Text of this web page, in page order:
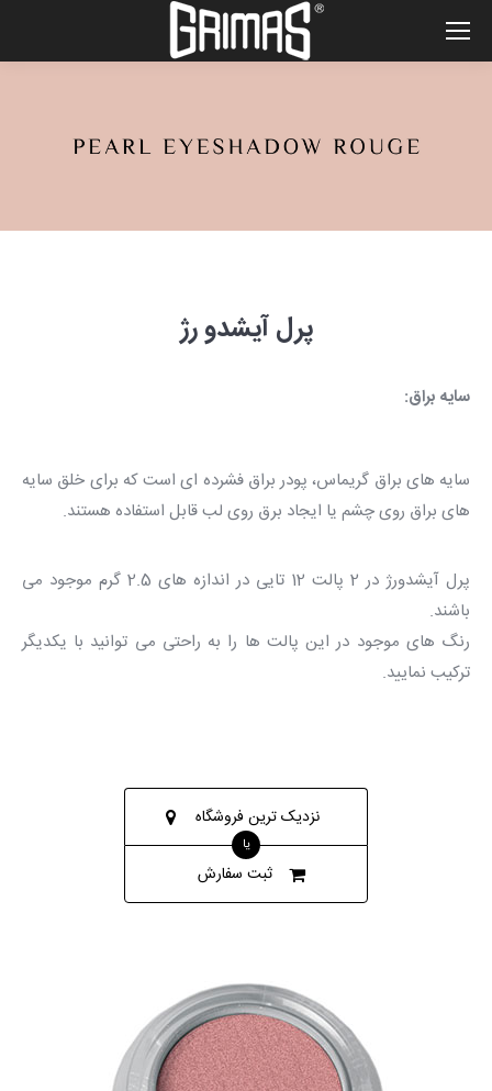
پرل آیشدو رژ
سایه براق:
سایه های براق گریماس، پودر براق فشرده ای است که برای خلق سایه
های براق روی چشم یا ایجاد برق روی لب قابل استفاده هستند.
پرل آیشدورژ در 2 پالت 12 تایی در اندازه های 2.5 گرم موجود می
باشند.
رنگ های موجود در این پالت ها را به راحتی می توانید با یکدیگر
ترکیب نمایید.
نزدیک ترین فروشگاه
یا
ثبت سفارش